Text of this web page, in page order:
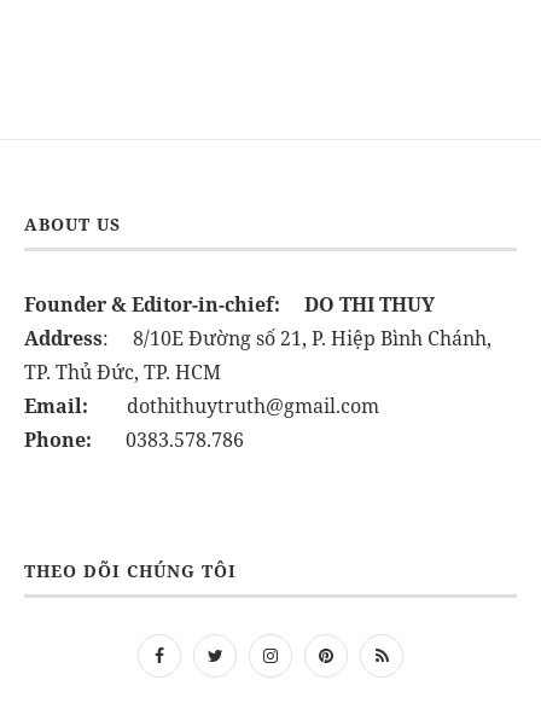
ABOUT US
Founder & Editor-in-chief:
DO THI THUY
Address: 8/10E Đường số 21, P. Hiệp Bình Chánh,
TP. Thủ Đức, TP. HCM
Email: dothithuytruth@gmail.com
Phone: 0383.578.786
THEO DÕI CHÚNG TÔI